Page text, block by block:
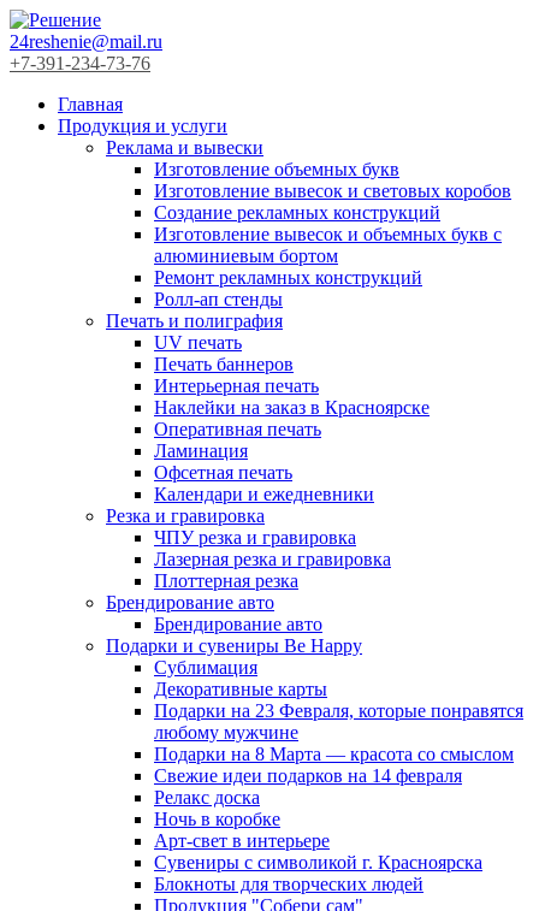
24reshenie@mail.ru
+7-391-234-73-76
Главная
Продукция и услуги
Реклама и вывески
Изготовление объемных букв
Изготовление вывесок и световых коробов
Создание рекламных конструкций
Изготовление вывесок и объемных букв с
алюминиевым бортом
Ремонт рекламных конструкций
Ролл-ап стенды
Печать и полиграфия
UV печать
Печать баннеров
Интерьерная печать
Наклейки на заказ в Красноярске
Оперативная печать
Ламинация
Офсетная печать
Календари и ежедневники
Резка и гравировка
ЧПУ резка и гравировка
Лазерная резка и гравировка
Плоттерная резка
Брендирование авто
Брендирование авто
Подарки и сувениры Be Happy
Сублимация
Декоративные карты
Подарки на 23 Февраля, которые понравятся
любому мужчине
Подарки на 8 Марта — красота со смыслом
Свежие идеи подарков на 14 февраля
Релакс доска
Ночь в коробке
Арт-свет в интерьере
Сувениры с символикой г. Красноярска
Блокноты для творческих людей
Продукция "Собери сам"